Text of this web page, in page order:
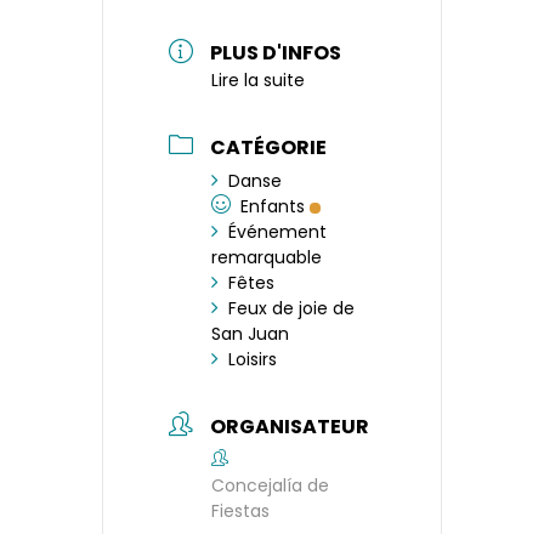
PLUS D'INFOS
Lire la suite
CATÉGORIE
Danse
Enfants
Événement
remarquable
Fêtes
Feux de joie de
San Juan
Loisirs
ORGANISATEUR
Concejalía de
Fiestas